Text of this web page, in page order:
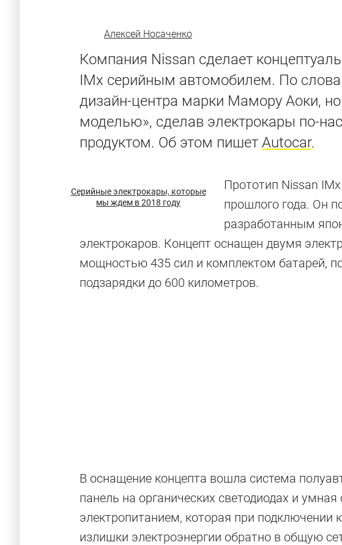
Алексей Носаченко
Компания Nissan сделает
IMx серийным автомобилем. По
дизайн-центра марки Мамору Аоки,
моделью», сделав электрокары по-
продуктом. Об этом пишет Autocar.
Серийные электрокары, которые
мы ждем в 2018 году
Прототип Nissan
прошлого года. Он
разработанным
электрокаров. Концепт оснащен двумя
мощностью 435 сил и комплектом батарей,
подзарядки до 600 километров.
В оснащение концепта вошла система
панель на органических светодиодах и
электропитанием, которая при подключении
излишки электроэнергии обратно в общую